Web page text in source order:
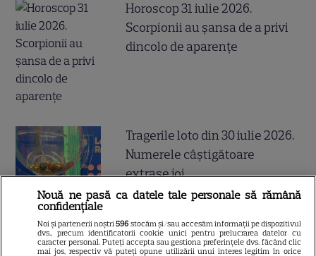
Horoscop 31 iulie 2026.
Scorpionii au șansa de a privi
dincolo de aparențe
Tragerile loto din 30 iulie 2026.
Numerele câştigătoare
extrase joi
Nouă ne pasă ca datele tale personale să rămână
confidențiale
Noi și partenerii noștri596 stocăm și/sau accesăm informații pe dispozitivul
dvs., precum identificatorii cookie unici pentru prelucrarea datelor cu
caracter personal. Puteți accepta sau gestiona preferințele dvs. făcând clic
mai jos, respectiv vă puteți opune utilizării unui interes legitim în orice